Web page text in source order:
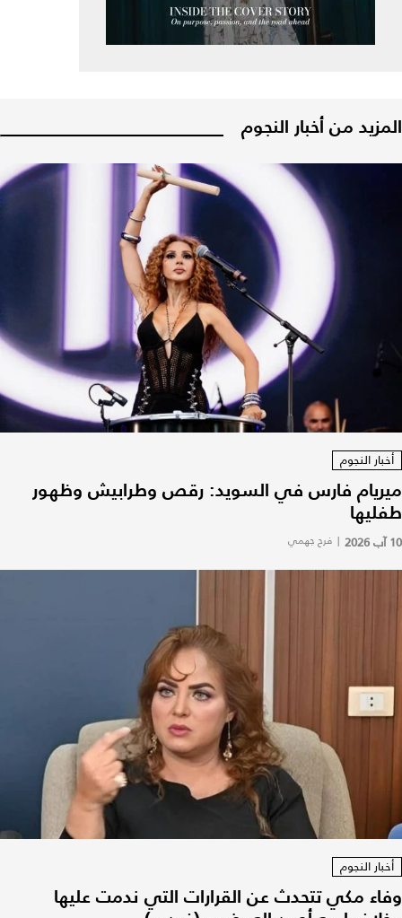
المزيد من أخبار النجوم
أخبار النجوم
ميريام فارس في السويد: رقص وطرابيش وظهور
طفليها
10 آب 2026 | فرح جهمي
أخبار النجوم
وفاء مكي تتحدث عن القرارات التي ندمت عليها